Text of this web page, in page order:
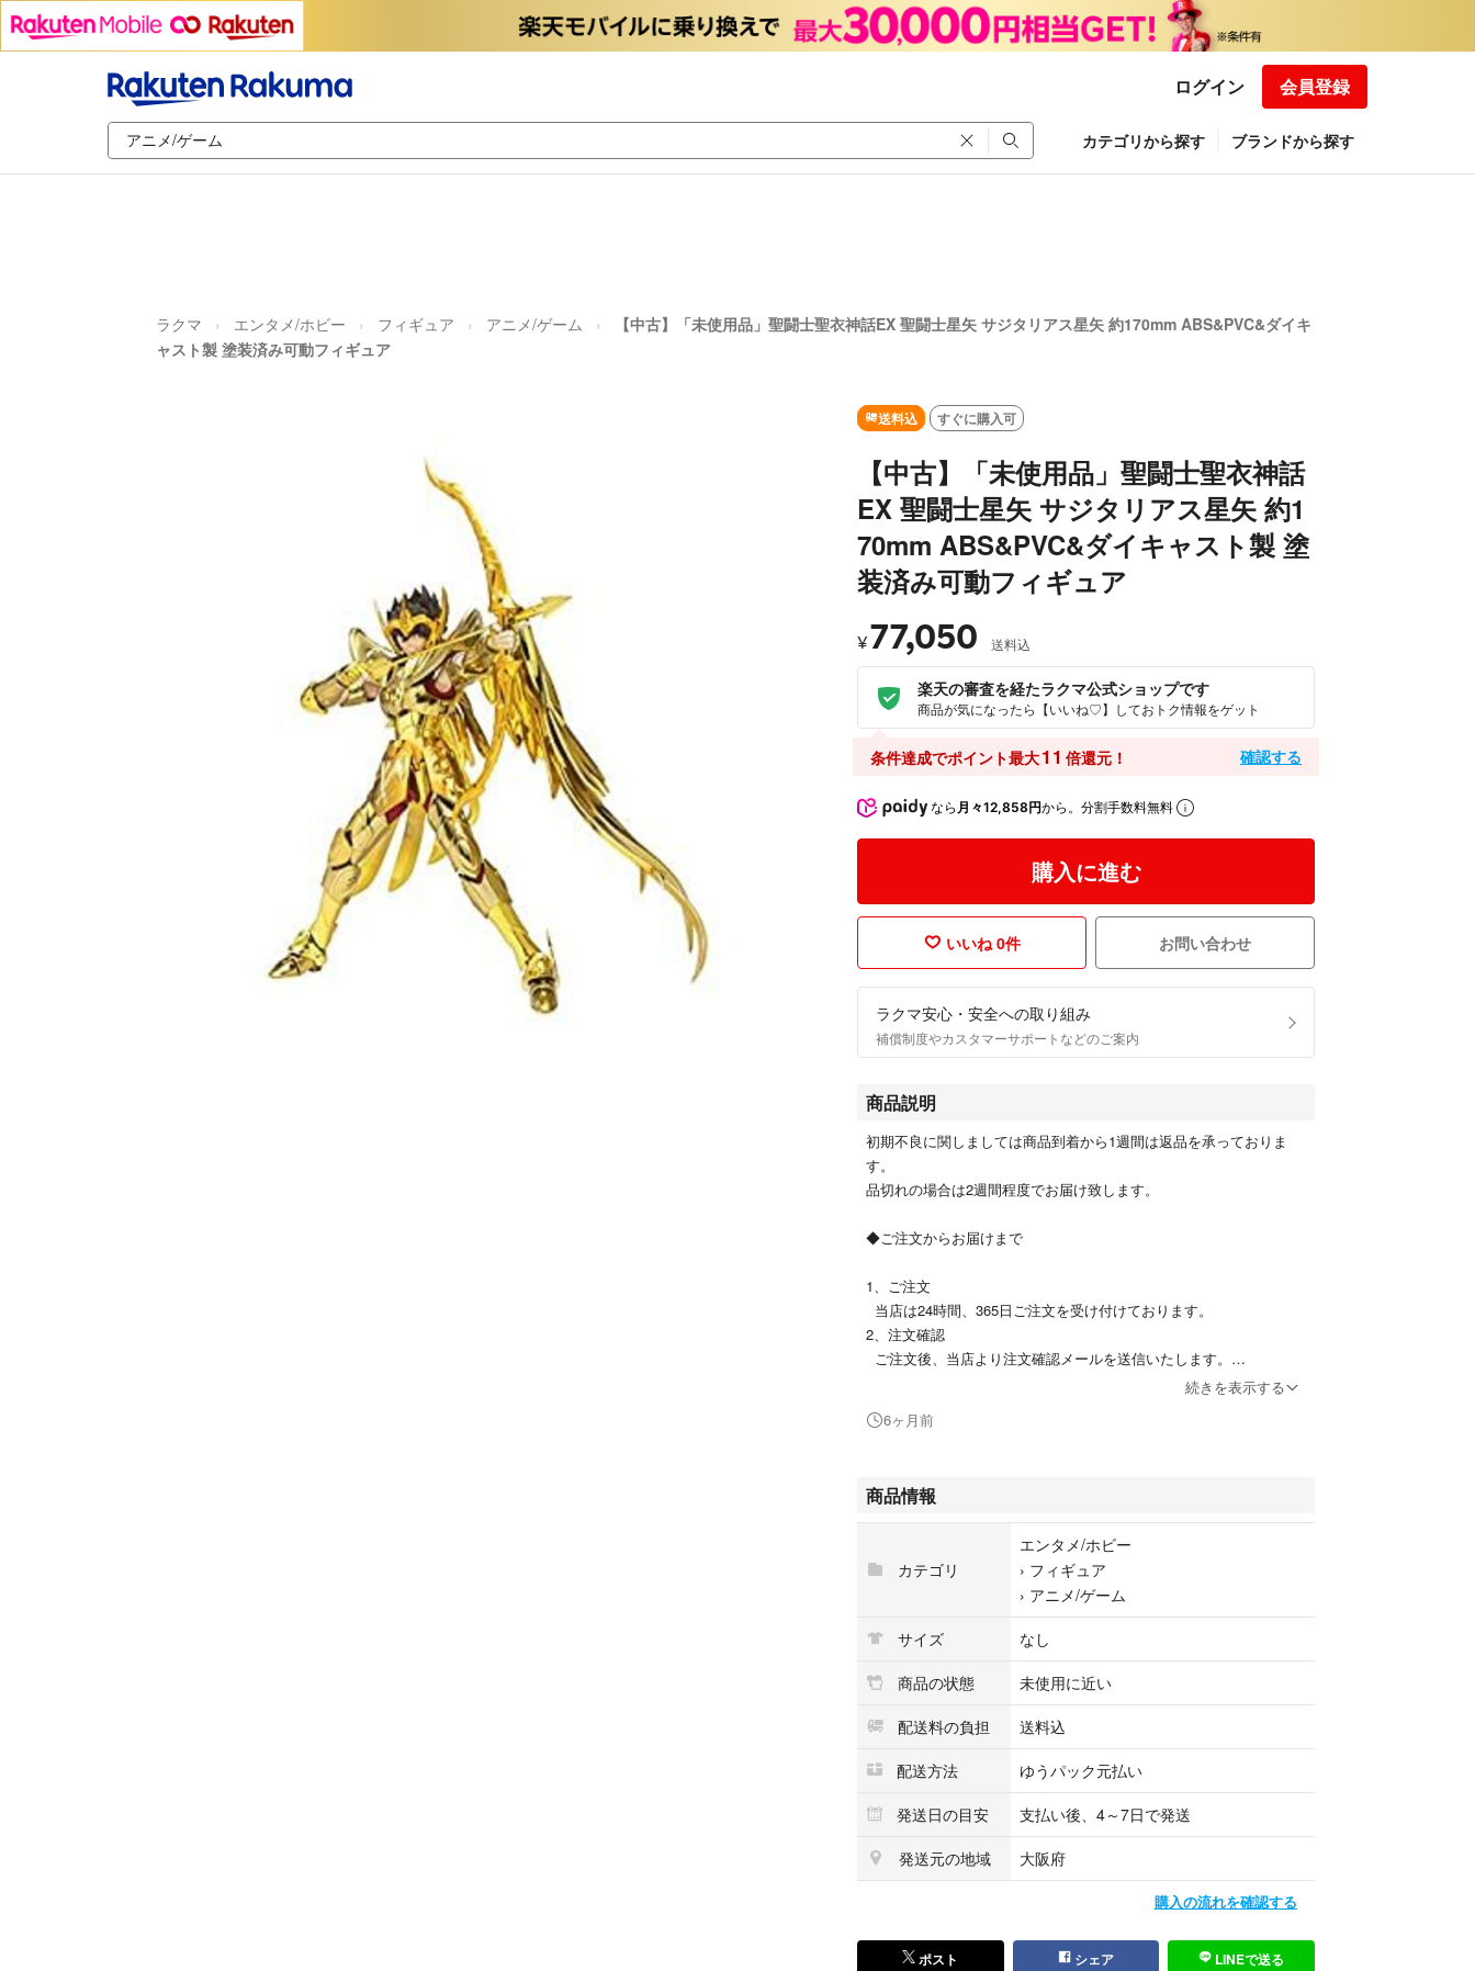
ログイン 会員登録
カテゴリから探す ブランドから探す
ラクマ エンタメ/ホビー フィギュア アニメ/ゲーム
【中古】「未使用品」聖闘士聖衣神話EX 聖闘士星矢 サジタリアス星矢 約170mm ABS&PVC&ダイキ
ャスト製 塗装済み可動フィギュア
送料込 すぐに購入可
【中古】「未使用品」聖闘士聖衣神話
EX 聖闘士星矢 サジタリアス星矢 約1
70mm ABS&PVC&ダイキャスト製 塗
装済み可動フィギュア
¥77,050 送料込
楽天の審査を経たラクマ公式ショップです
商品が気になったら【いいね♡】しておトク情報をゲット
条件達成でポイント最大11 倍還元！ 確認する
なら 月々12,858円から。分割手数料無料
購入に進む
いいね 0件 お問い合わせ
ラクマ安心・安全への取り組み
補償制度やカスタマーサポートなどのご案内
商品説明
初期不良に関しましては商品到着から1週間は返品を承っておりま
す。
品切れの場合は2週間程度でお届け致します。
◆ご注文からお届けまで
1、ご注文
当店は24時間、365日ご注文を受け付けております。
2、注文確認
ご注文後、当店より注文確認メールを送信いたします。
※海外在庫品の場合は、到着まで3週間ほどかかる場合がございま
前払い決済をご選択の場合、ご入金確認後に配送手配をいたしま
す。
配送準備が整い次第、出荷いたします。
出荷後、出荷完了メールにてご連絡いたします。
当店はリサイクル専門店のため、
すべての商品は一般のお客様から買取した中古品となります。
続きを表示する
6ヶ月前
商品情報
カテゴリ
エンタメ/ホビー
› フィギュア
› アニメ/ゲーム
サイズ
なし
商品の状態
未使用に近い
配送料の負担
送料込
配送方法
ゆうパック元払い
発送日の目安
支払い後、4～7日で発送
発送元の地域
大阪府
購入の流れを確認する
ポスト シェア LINEで送る